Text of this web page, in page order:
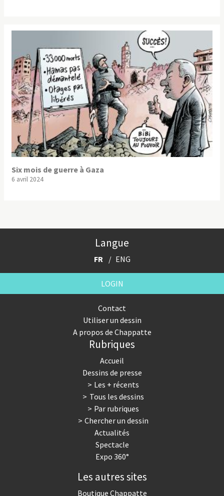
Six mois de guerre à Gaza
6 avril 2024
Langue
FR ENG
LOGIN
Contact
Utiliser un dessin
A propos de Chappatte
Rubriques
Accueil
Dessins de presse
Les + récents
Tous les dessins
Par rubriques
Chercher un dessin
Actualités
Spectacle
Expo 360°
Les autres sites
Boutique Chappatte